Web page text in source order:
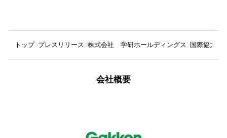
トップ プレスリリース 株式会社 学研ホールディングス 国際協力業
会社概要